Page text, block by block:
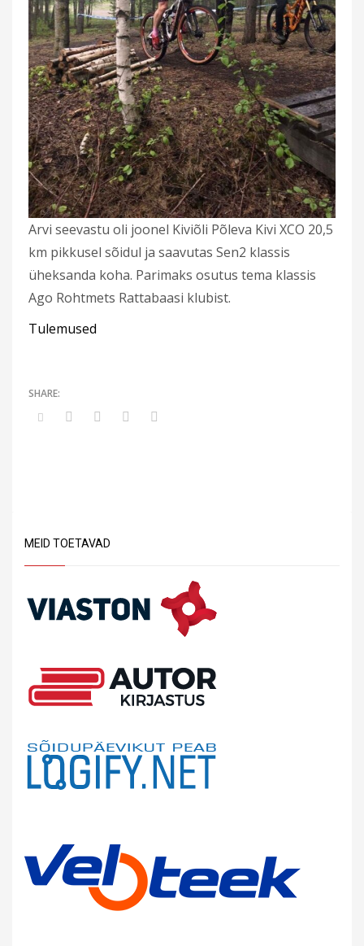
Arvi seevastu oli joonel Kiviõli Põleva Kivi XCO 20,5
km pikkusel sõidul ja saavutas Sen2 klassis
üheksanda koha. Parimaks osutus tema klassis
Ago Rohtmets Rattabaasi klubist.
Tulemused
MEID TOETAVAD